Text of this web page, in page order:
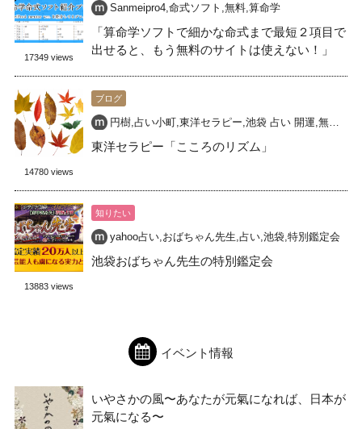
17349 views
Sanmeipro4, 命式ソフト 無料, 算命学
「算命学ソフトで細かな命式まで最短２項目で
出せると、もう無料のサイトは使えない！」
14780 views
ブログ
円樹, 占い小町, 東洋セラピー 池袋 占い 開運 無料占い
東洋セラピー「こころのリズム」
13883 views
知りたい
yahoo占い, おばちゃん先生 占い, 池袋, 特別鑑定会
池袋おばちゃん先生の特別鑑定会
イベント情報
いやさかの風〜あなたが元氣になれば、日本が
元氣になる〜